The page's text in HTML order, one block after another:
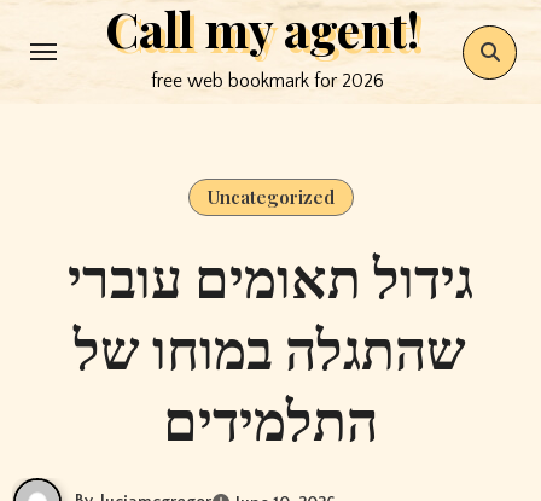
to
Call my agent!
free web bookmark for 2026
Uncategorized
גידול תאומים עוברי
שהתגלה במוחו של
התלמידים